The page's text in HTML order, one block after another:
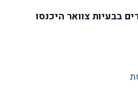
בבעיות צוואר היכנסו